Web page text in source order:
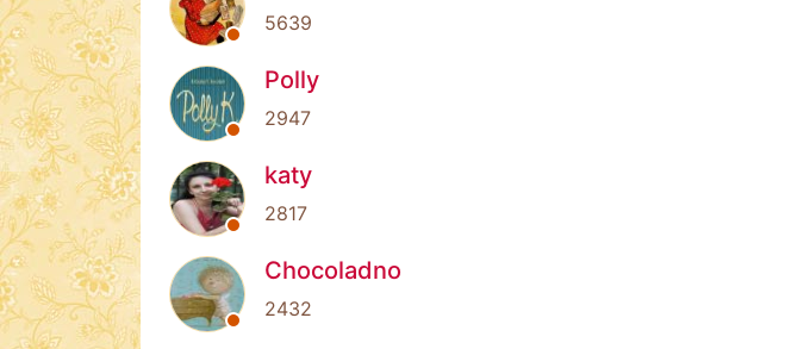
5639
Polly
2947
katy
2817
Chocoladno
2432